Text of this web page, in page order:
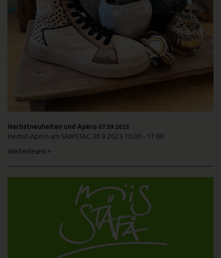
Herbstneuheiten und Apéro 07.09.2023
Herbst-Apéro am SAMSTAG 30.9.2023 10.00 - 17.00
Weiterlesen >